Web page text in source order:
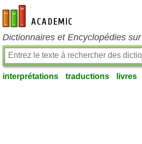
fr-academic.com
Dictionnaires et Encyclopédies
interprétations traductions livres